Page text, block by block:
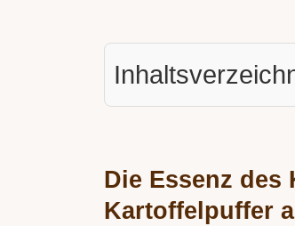
Die Essenz des
Kartoffelpuffer